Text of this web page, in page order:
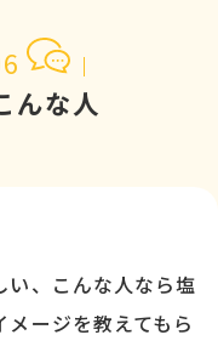
んな人
い、こんな人なら塩
ージを教えてもら